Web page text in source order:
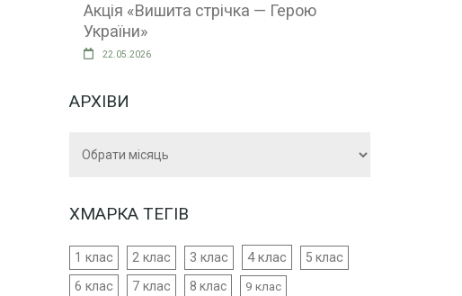
Акція «Вишита стрічка — Герою
України»
22.05.2026
АРХІВИ
ХМАРКА ТЕГІВ
1 клас 2 клас 3 клас 4 клас 5 клас
6 клас 7 клас 8 клас 9 клас